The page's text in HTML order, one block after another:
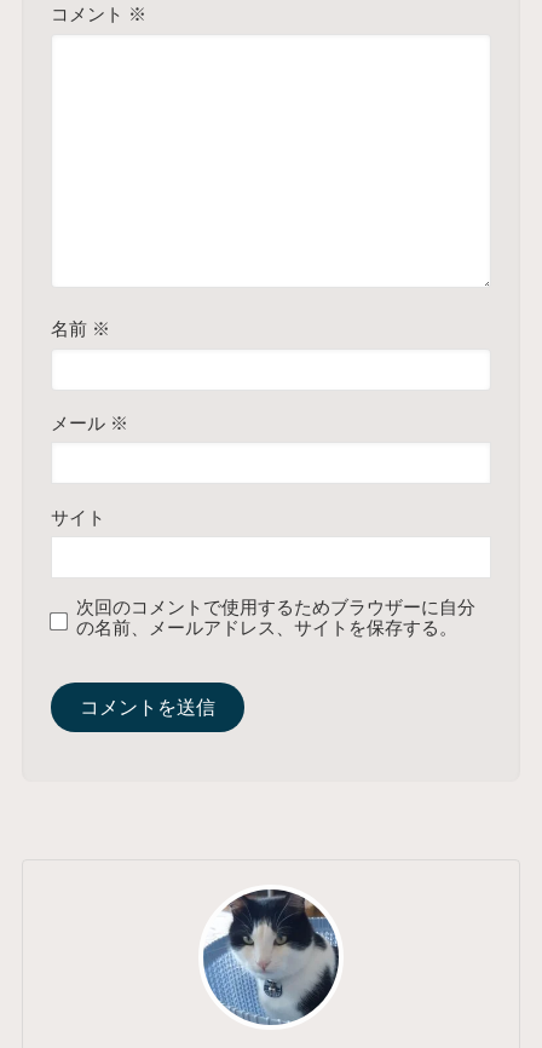
コメント ※
名前 ※
メール ※
サイト
次回のコメントで使用するためブラウザーに自分
の名前、メールアドレス、サイトを保存する。